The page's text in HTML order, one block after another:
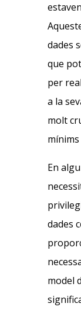
dades
que
per
a la
molt
En
dades
model